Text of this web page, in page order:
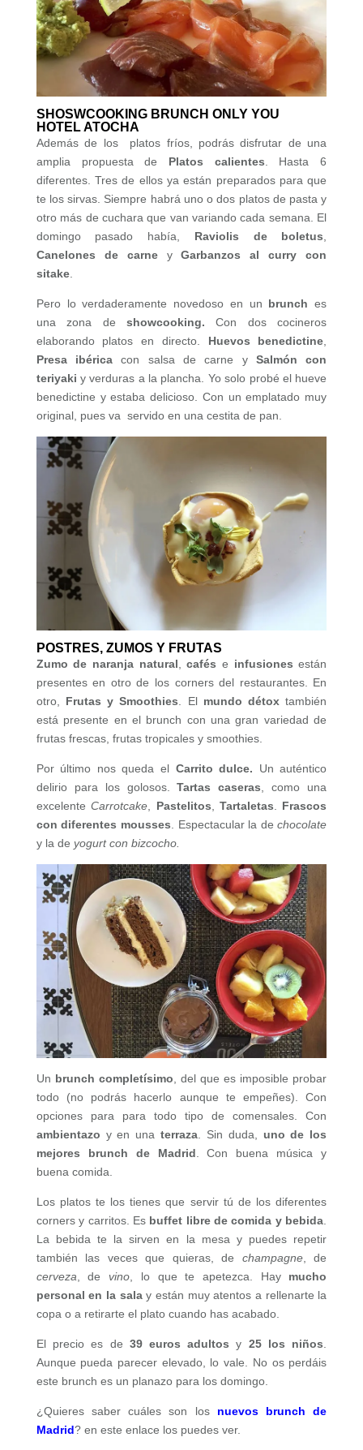
SHOSWCOOKING BRUNCH ONLY YOU
HOTEL ATOCHA
Además de los platos fríos, podrás disfrutar de una
amplia propuesta de Platos calientes. Hasta 6
diferentes. Tres de ellos ya están preparados para que
te los sirvas. Siempre habrá uno o dos platos de pasta y
otro más de cuchara que van variando cada semana. El
domingo pasado había, Raviolis de boletus,
Canelones de carneyGarbanzos al curry con
sitake.
Pero lo verdaderamente novedoso en un brunch es
una zona de showcooking.Con dos cocineros
elaborando platos en directo. Huevos benedictine,
Presa ibérica con salsa de carne y Salmón con
teriyaki y verduras a la plancha. Yo solo probé el hueve
benedictine y estaba delicioso. Con un emplatado muy
original, pues va servido en una cestita de pan.
POSTRES, ZUMOS Y FRUTAS
Zumo de naranja natural ,cafés e infusiones están
presentes en otro de los corners del restaurantes. En
otro, Frutas y Smoothies . El mundo détox también
está presente en el brunch con una gran variedad de
frutas frescas, frutas tropicales y smoothies.
Por último nos queda el Carrito dulce. Un auténtico
delirio para los golosos.Tartas caseras , como una
excelenteCarrotcake Pastelitos Tartaletas
Frascos
con diferentes mousses . Espectacular la dechocolate
y la de yogurt con bizcocho.
Un brunch completísimo , del que es imposible probar
todo (no podrás hacerlo aunque te empeñes). Con
opciones para para todo tipo de comensales. Con
ambientazo y en unaterraza . Sin duda, uno de los
mejores brunch de Madrid . Con buena música y
buena comida.
Los platos te los tienes que servir tú de los diferentes
corners y carritos. Es buffet libre de comida y bebida
La bebida te la sirven en la mesa y puedes repetir
también las veces que quieras, de champagne, de
cerveza , devino , lo que te apetezca. Hay mucho
personal en la salay están muy atentos a rellenarte la
copa o a retirarte el plato cuando has acabado.
El precio es de 39 euros adultosy 25 los niños
Aunque pueda parecer elevado, lo vale. No os perdáis
este brunch es un planazo para los domingo.
¿Quieres saber cuáles son los nuevos brunch de
Madrid? en este enlace los puedes ver.